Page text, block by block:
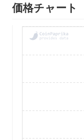
価格チャート